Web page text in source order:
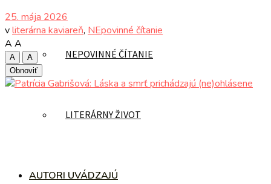
NEPOVINNÉ ČÍTANIE
LITERÁRNY ŽIVOT
AUTORI UVÁDZAJÚ
25. mája 2026
vliterárna kaviareň, NEpovinné čítanie
A A
A
A
Obnoviť